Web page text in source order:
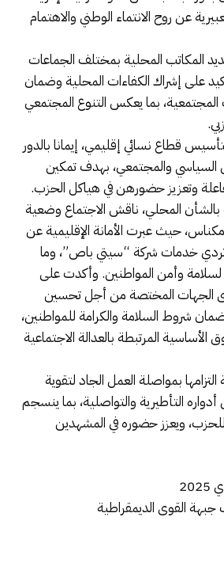
عن روح الانتماء الوطني والاهتمام
المكاتب المحلية بمختلف الجماعات
على إشراك الكفاءات المحلية وضمان
بما يعكس التنوع المجتمعي
قطاع نسائي إقليمي، إيمانا بالدور
السياسي والمجتمعي، بهدف تمكين
وتعزيز حضورهن في هياكل الحزب.
بالشأن المحلي، ناقش الاجتماع وضعية
حيث عبرت الأمانة الإقليمية عن
تردي خدمات شركة “سيتي باص”، وما
وأمن المواطنين. وأكدت على
الجهات المختصة من أجل تحسين
شروط السلامة والكرامة للمواطنين،
الأساسية المرتبطة بالعدالة الاجتماعية
التزامها بمواصلة العمل الجاد لتقوية
أدواره التأطيرية والتواصلية، بما ينسجم
ويعزز حضوره في المشهدين
جبهة القوى الديمقراطية